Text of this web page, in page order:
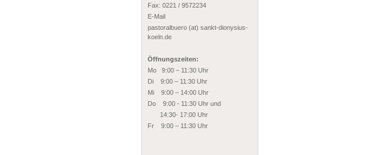
Fax: 0221 / 9572234
E-Mail
pastoralbuero (at) sankt-dionysius-
koeln.de
Öffnungszeiten:
Mo 9:00 – 11:30 Uhr
Di 9:00 – 11:30 Uhr
Mi 9:00 – 14:00 Uhr
Do 9:00 - 11:30 Uhr und
14:30- 17:00 Uhr
Fr 9:00 – 11:30 Uhr